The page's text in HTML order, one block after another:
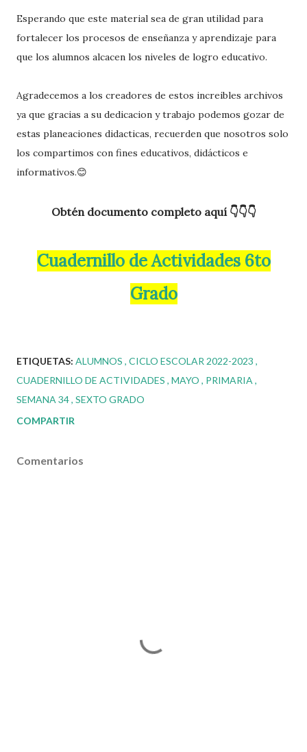
Esperando que este material sea de gran utilidad para
fortalecer los procesos de enseñanza y aprendizaje para
que los alumnos alcacen los niveles de logro educativo.
Agradecemos a los creadores de estos increibles archivos
ya que gracias a su dedicacion y trabajo podemos gozar de
estas planeaciones didacticas, recuerden que nosotros solo
los compartimos con fines educativos, didácticos e
informativos.😊
Obtén documento completo aquí 👇👇👇
Cuadernillo de Actividades 6to
Grado
ETIQUETAS: ALUMNOS CICLO ESCOLAR 2022-2023
CUADERNILLO DE ACTIVIDADES MAYO
PRIMARIA
SEMANA 34 SEXTO GRADO
COMPARTIR
Comentarios